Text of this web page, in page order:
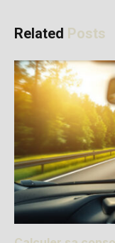
Related Posts